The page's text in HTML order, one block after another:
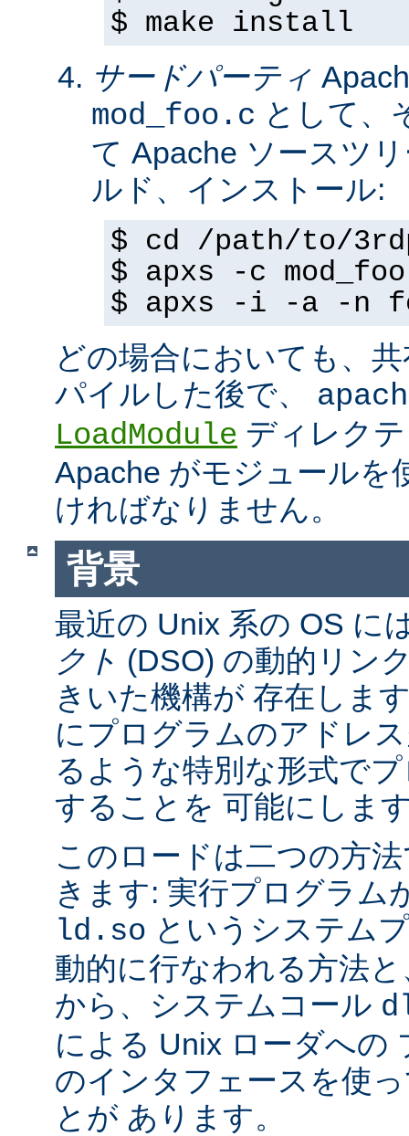
$ make install
サードパーティ
mod_foo.c として、
て Apache ソースツ
ルド、インストール:
$ cd /path/to/
$ apxs -c
$ apxs -i -a -n
どの場合においても、
パイルした後で、
LoadModule ディレク
Apache がモジュールを
ければなりません。
背景
最近の Unix 系の OS に
クト (DSO) の動的リン
きいた機構が 存在しま
にプログラムのアドレ
るような特別な形式で
することを 可能にしま
このロードは二つの方
きます: 実行プログラム
ld.so というシステム
動的に行なわれる方法
から、システムコール
による Unix ローダへの
のインタフェースを使
とが あります。